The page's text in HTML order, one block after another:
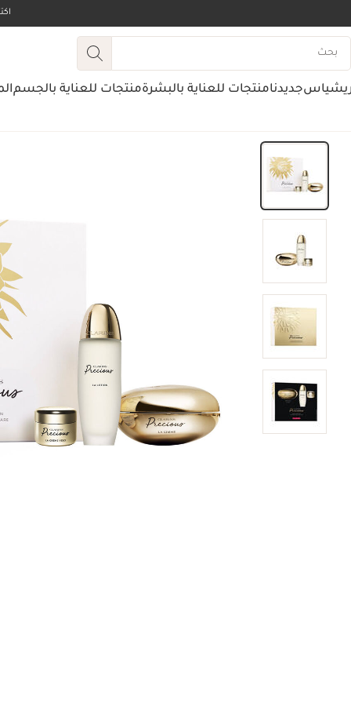
جديدنامنتجات للعناية بالبشرةمنتجات للعناية بالجسم